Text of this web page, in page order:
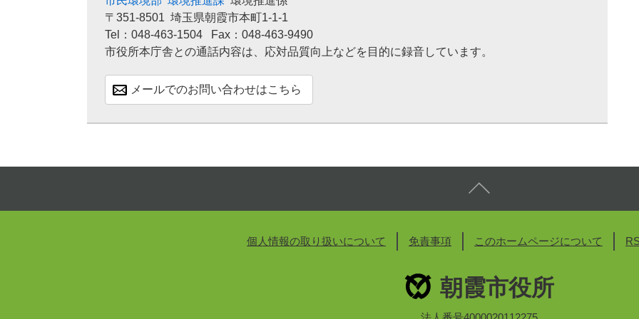
〒351-8501 埼玉県朝霞市本町1-1-1
Tel：048-463-1504
Fax：048-463-9490
市役所本庁舎との通話内容は、応対品質向上などを目的に録音しています。
メールでのお問い合わせはこちら
個人情報の取り扱いについて 免責事項 このホームページについて
朝霞市役所